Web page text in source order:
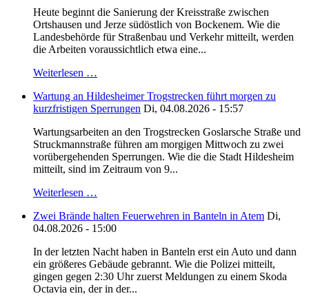
Heute beginnt die Sanierung der Kreisstraße zwischen
Ortshausen und Jerze südöstlich von Bockenem. Wie die
Landesbehörde für Straßenbau und Verkehr mitteilt, werden
die Arbeiten voraussichtlich etwa eine...
Weiterlesen …
Wartung an Hildesheimer Trogstrecken führt morgen zu
kurzfristigen Sperrungen Di, 04.08.2026 - 15:57
Wartungsarbeiten an den Trogstrecken Goslarsche Straße und
Struckmannstraße führen am morgigen Mittwoch zu zwei
vorübergehenden Sperrungen. Wie die die Stadt Hildesheim
mitteilt, sind im Zeitraum von 9...
Weiterlesen …
Zwei Brände halten Feuerwehren in Banteln in Atem Di,
04.08.2026 - 15:00
In der letzten Nacht haben in Banteln erst ein Auto und dann
ein größeres Gebäude gebrannt. Wie die Polizei mitteilt,
gingen gegen 2:30 Uhr zuerst Meldungen zu einem Skoda
Octavia ein, der in der...